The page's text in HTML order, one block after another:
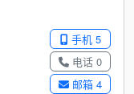
手机 5
电话 0
邮箱 4